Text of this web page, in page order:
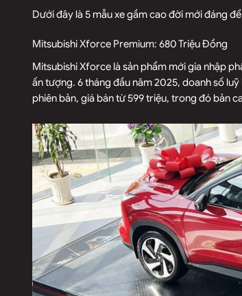
Dưới đây là 5 mẫu xe gầm cao đời mới đáng
Mitsubishi Xforce Premium: 680 Triệu Đồng
Mitsubishi Xforce là sản phẩm mới gia nhập
ấn tượng. 6 tháng đầu năm 2025, doanh số
phiên bản, giá bán từ 599 triệu, trong đó bản